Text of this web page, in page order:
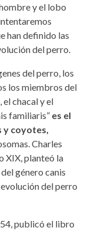
y el lobo
han definido las
del perro.
del perro, los
los miembros del
el chacal y el
familiaris” es el
y coyotes,
Charles
XIX, planteó la
género canis
del perro
publicó el libro